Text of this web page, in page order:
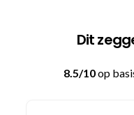
Dit
8.5/10op